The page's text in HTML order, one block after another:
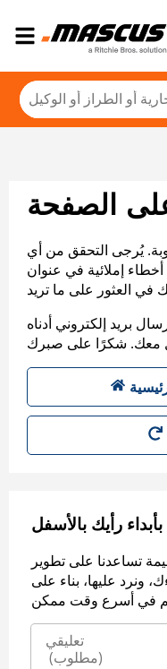
الصفحة
يُرجى التحقق من أي
أخطاء إملائية في عنوان URL، أو عرض خريطة الموقع
بريد إلكتروني أدناه
رأيك بالأسفل
تساعدنا على تطوير
ونرد عليها، بناء على